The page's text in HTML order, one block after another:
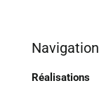
Navigation
Réalisations